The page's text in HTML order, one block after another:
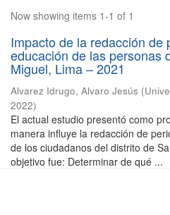
Now showing items 1-1 of 1
Impacto de la redacción de
educación de las personas
Miguel, Lima – 2021
Alvarez Idrugo, Alvaro Jesús (
2022)
El actual estudio presentó como
manera influye la redacción de
de los ciudadanos del distrito de
objetivo fue: Determinar de qué ...